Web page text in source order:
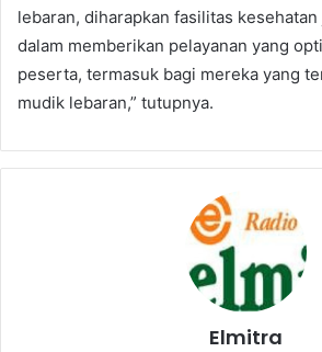
lebaran, diharapkan fasilitas
dalam memberikan pelayanan yang
peserta, termasuk bagi mereka yang
mudik lebaran,” tutupnya.
Elmitra